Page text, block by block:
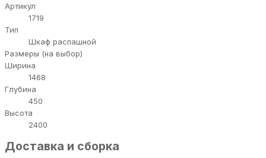
Артикул
1719
Тип
Шкаф распашной
Размеры (на выбор)
Ширина
1468
Глубина
450
Высота
2400
Доставка и сборка